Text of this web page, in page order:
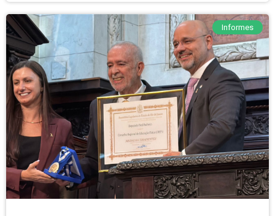
Informes